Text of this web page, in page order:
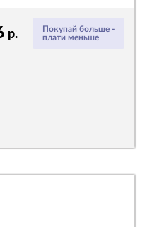
Покупай больше -
плати меньше
р.